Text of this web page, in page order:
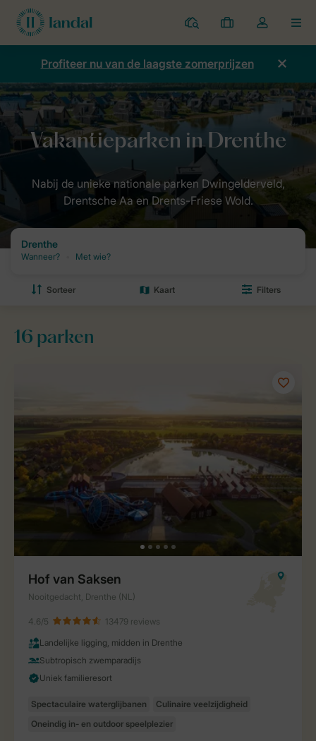
Parken
Mijn
boekingen
Open
de
dropdown
mijn
account
Profiteer nu van de laagste zomerprijzen
Home Bestemmingen van Landal Nederland Drenthe